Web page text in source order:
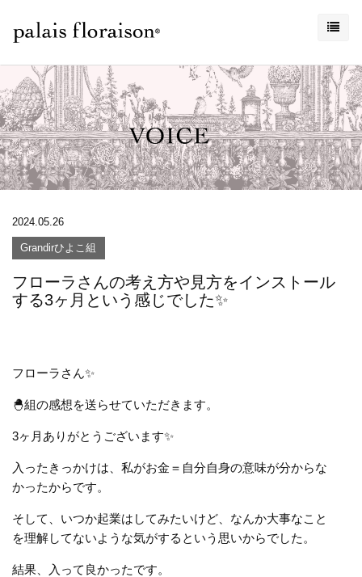
2024.05.26
Grandirひよこ組
フローラさんの考え方や見方をインストール
する3ヶ月という感じでした✨
フローラさん✨
🐣組の感想を送らせていただきます。
3ヶ月ありがとうございます✨
入ったきっかけは、私がお金＝自分自身の意味が分からな
かったからです。
そして、いつか起業はしてみたいけど、なんか大事なこと
を理解してないような気がするという思いからでした。
結果、入って良かったです。